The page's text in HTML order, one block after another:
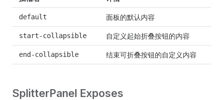
default 面板的默认内容
start-collapsible 自定义起始折叠按钮的内容
end-collapsible 结束可折叠按钮的自定义内容
SplitterPanel Exposes